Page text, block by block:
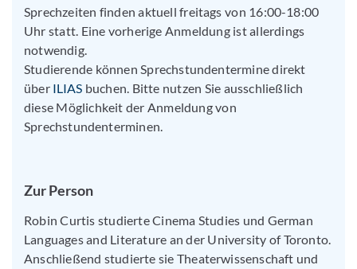
Sprechzeiten finden aktuell freitags von 16:00-18:00
Uhr statt. Eine vorherige Anmeldung ist allerdings
notwendig.
Studierende können Sprechstundentermine direkt
über ILIAS buchen. Bitte nutzen Sie ausschließlich
diese Möglichkeit der Anmeldung von
Sprechstundenterminen.
Zur Person
Robin Curtis studierte Cinema Studies und German
Languages and Literature an der University of Toronto.
Anschließend studierte sie Theaterwissenschaft und